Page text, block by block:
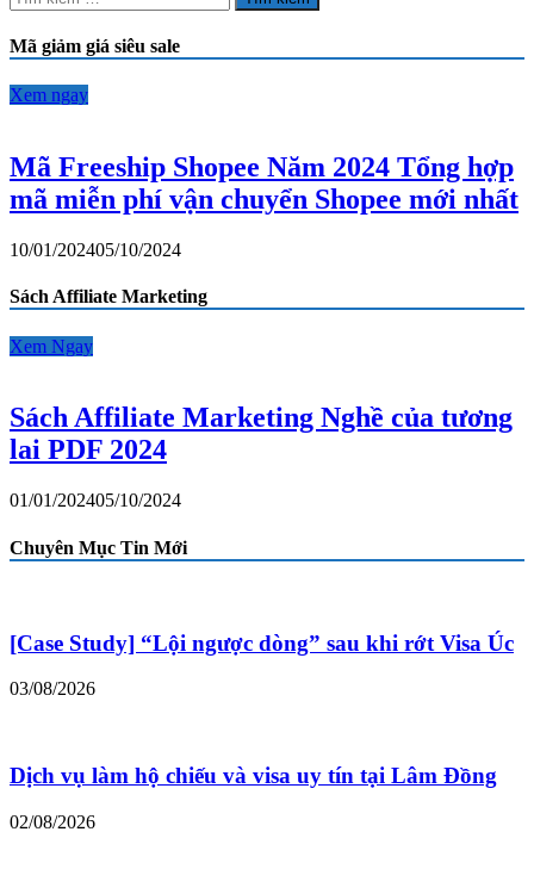
kiếm
cho:
Mã giảm giá siêu sale
Xem ngay
Mã Freeship Shopee Năm 2024 Tổng hợp
mã miễn phí vận chuyển Shopee mới nhất
10/01/202405/10/2024
Sách Affiliate Marketing
Xem Ngay
Sách Affiliate Marketing Nghề của tương
lai PDF 2024
01/01/202405/10/2024
Chuyên Mục Tin Mới
[Case Study] “Lội ngược dòng” sau khi rớt Visa Úc
03/08/2026
Dịch vụ làm hộ chiếu và visa uy tín tại Lâm Đồng
02/08/2026